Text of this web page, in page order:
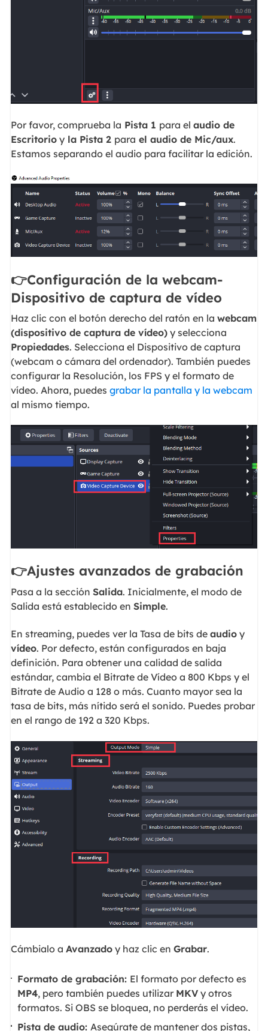
Por favor, comprueba la Pista 1 para el audio de
Escritorioyla Pista 2 para el audio de Mic/aux.
Estamos separando el audio para facilitar la edición.
👉Configuración de la webcam-
Dispositivo de captura de vídeo
Haz clic con el botón derecho del ratón en la webcam
(dispositivo de captura de vídeo)y selecciona
Propiedades. Selecciona el Dispositivo de captura
(webcam o cámara del ordenador). También puedes
configurar la Resolución, los FPS y el formato de
vídeo. Ahora, puedes grabar la pantalla y la webcam
al mismo tiempo.
👉Ajustes avanzados de grabación
Pasa a la sección Salida. Inicialmente, el modo de
Salida está establecido en Simple.
En streaming, puedes ver la Tasa de bits de audioy
vídeo. Por defecto, están configurados en baja
definición. Para obtener una calidad de salida
estándar, cambia el Bitrate de Vídeo a 800 Kbps y el
Bitrate de Audio a 128 o más. Cuanto mayor sea la
tasa de bits, más nítido será el sonido. Puedes probar
en el rango de 192 a 320 Kbps.
Cámbialo a Avanzadoy haz clic en Grabar.
Formato de grabación: El formato por defecto es
MP4, pero también puedes utilizar MKV y otros
formatos. Si OBS se bloquea, no perderás el vídeo.
Pista de audio: Asegúrate de mantener dos pistas,